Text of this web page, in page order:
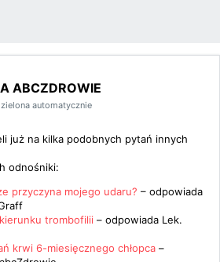
ABCZDROWIE
automatycznie
już na kilka podobnych pytań innych
odnośniki:
przyczyna mojego udaru? – odpowiada
trombofilii – odpowiada Lek.
krwi 6-miesięcznego chłopca –